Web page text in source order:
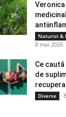
Naturist &
8 mai 2026
Ce
de
Diverse